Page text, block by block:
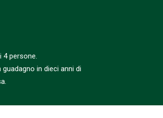
4 persone.
in dieci anni di